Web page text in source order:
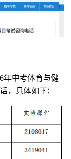
中考体育与健
，具体如下：